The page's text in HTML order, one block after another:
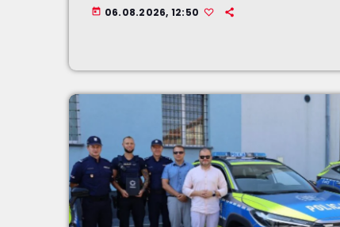
today 06.08.2026, 12:50